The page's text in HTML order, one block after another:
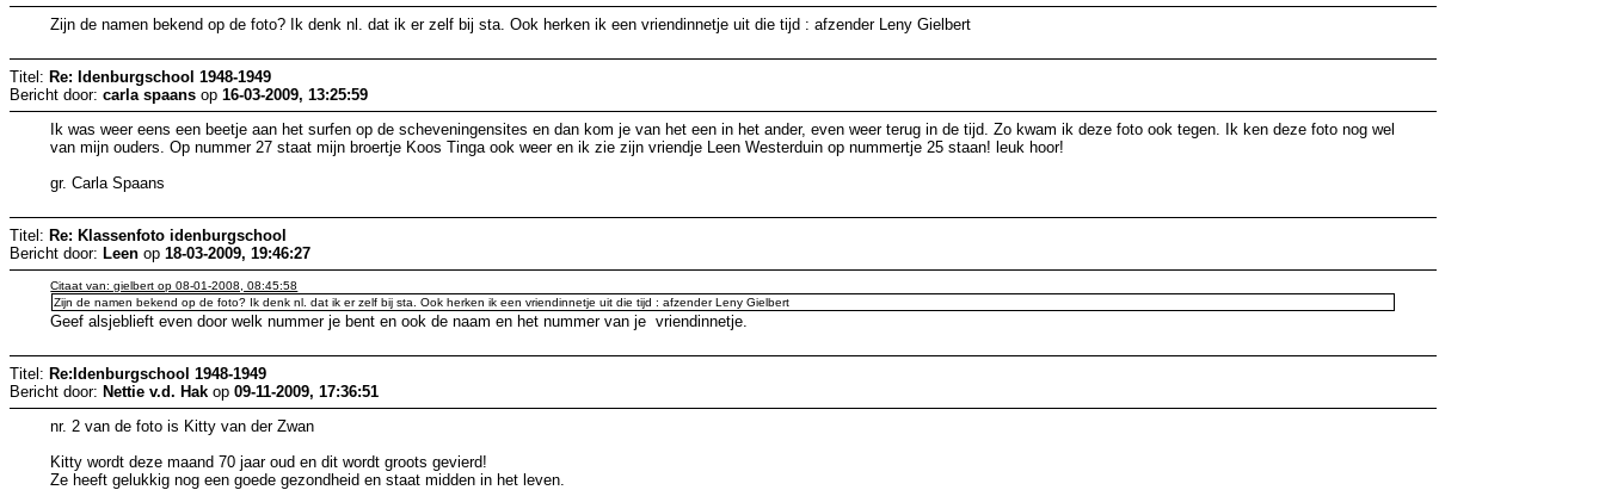
Zijn de namen bekend op de foto? Ik denk nl. dat ik er zelf bij sta. Ook herken ik een vriendinnetje uit die tijd : afzender Leny Gielbert
Titel: Re: Idenburgschool 1948-1949
Bericht door: carla spaans op 16-03-2009, 13:25:59
Ik was weer eens een beetje aan het surfen op de scheveningensites en dan kom je van het een in het ander, even weer terug in de tijd. Zo kwam ik deze foto ook tegen. Ik ken deze foto nog wel
van mijn ouders. Op nummer 27 staat mijn broertje Koos Tinga ook weer en ik zie zijn vriendje Leen Westerduin op nummertje 25 staan! leuk hoor!
gr. Carla Spaans
Titel: Re: Klassenfoto idenburgschool
Bericht door: Leen op 18-03-2009, 19:46:27
Citaat van: gielbert op 08-01-2008, 08:45:58
Zijn de namen bekend op de foto? Ik denk nl. dat ik er zelf bij sta. Ook herken ik een vriendinnetje uit die tijd : afzender Leny Gielbert
Geef alsjeblieft even door welk nummer je bent en ook de naam en het nummer van je vriendinnetje.
Titel: Re:Idenburgschool 1948-1949
Bericht door: Nettie v.d. Hak op 09-11-2009, 17:36:51
nr. 2 van de foto is Kitty van der Zwan
Kitty wordt deze maand 70 jaar oud en dit wordt groots gevierd!
Ze heeft gelukkig nog een goede gezondheid en staat midden in het leven.